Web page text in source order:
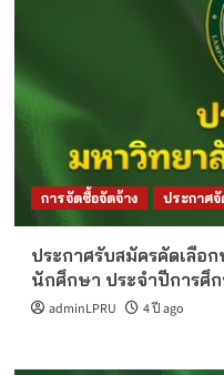
การจัดซื้อจัดจ้าง ประกาศจั
ประกาศรับสมัครคัดเลือ
นักศึกษา ประจำปีการศึ
adminLPRU 4 ปี ago